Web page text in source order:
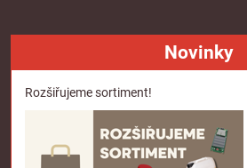
Novinky
Rozšiřujeme sortiment!